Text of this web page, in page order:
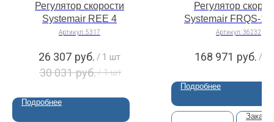
Регулятор скорости
Systemair REE 4
Артикул:5317
26 307 руб. / 1 шт
30 031 руб./1 шт
Подробнее
Регулятор
Systemair FRQS-
Артикул:36232
168 971 руб. /
Подробнее